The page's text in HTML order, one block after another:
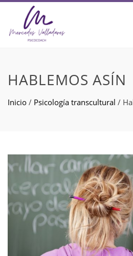
HABLEMOS ASÍN
Inicio / Psicología transcultural /